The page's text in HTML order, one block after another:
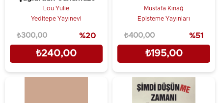
Lou Yulie
Yeditepe Yayınevi
₺240,00
₺300,00 %20
Mustafa Kınağ
Episteme Yayınları
₺195,00
₺400,00 %51